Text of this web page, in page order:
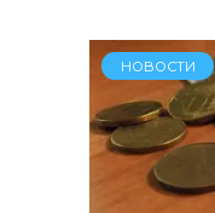
НОВОСТИ